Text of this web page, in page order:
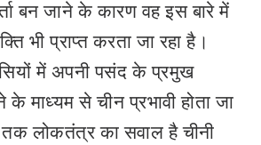
बन जाने के कारण वह इस बारे में
भी प्राप्त करता जा रहा है।
में अपनी पसंद के प्रमुख
के माध्यम से चीन प्रभावी होता जा
लोकतंत्र का सवाल है चीनी